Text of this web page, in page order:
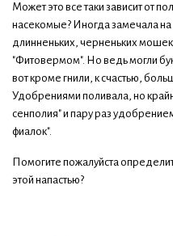
Может это все таки зависит от
насекомые? Иногда замечала
длинненьких, черненьких
"Фитовермом". Но ведь могли
вот кроме гнили, к счастью,
Удобрениями поливала, но
сенполия" и пару раз
фиалок".
Помогите пожалуйста
этой напастью?